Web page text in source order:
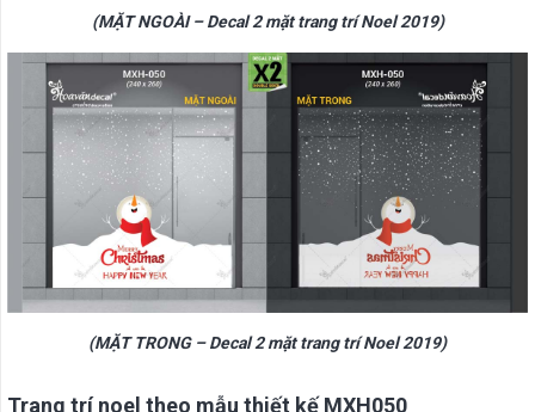
(MẶT NGOÀI – Decal 2 mặt trang trí Noel 2019)
(MẶT TRONG – Decal 2 mặt trang trí Noel 2019)
Trang trí noel theo mẫu thiết kế MXH050